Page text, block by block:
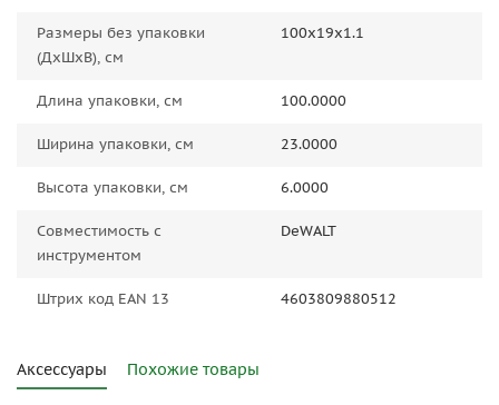
Размеры без упаковки
(ДxШxВ), см
100x19x1.1
Длина упаковки, см 100.0000
Ширина упаковки, см 23.0000
Высота упаковки, см 6.0000
Совместимость с
инструментом
DeWALT
Штрих код EAN 13 4603809880512
Аксессуары Похожие товары